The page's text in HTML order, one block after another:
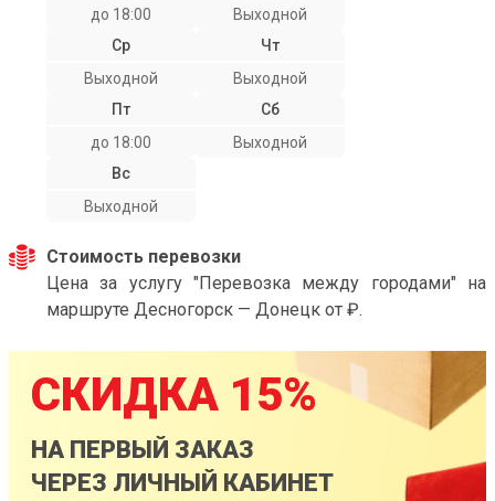
до 18:00
Выходной
Ср
Выходной
Чт
Выходной
Пт
до 18:00
Сб
Выходной
Вс
Выходной
Стоимость перевозки
Цена за услугу "Перевозка между городами" на
маршруте Десногорск — Донецк от ₽.
СКИДКА 15%
НА ПЕРВЫЙ ЗАКАЗ
ЧЕРЕЗ ЛИЧНЫЙ КАБИНЕТ